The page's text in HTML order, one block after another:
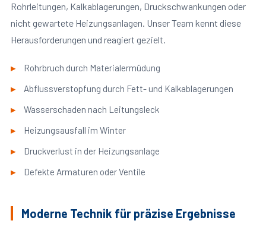
Rohrleitungen, Kalkablagerungen, Druckschwankungen oder
nicht gewartete Heizungsanlagen. Unser Team kennt diese
Herausforderungen und reagiert gezielt.
Rohrbruch durch Materialermüdung
Abflussverstopfung durch Fett- und Kalkablagerungen
Wasserschaden nach Leitungsleck
Heizungsausfall im Winter
Druckverlust in der Heizungsanlage
Defekte Armaturen oder Ventile
Moderne Technik für präzise Ergebnisse